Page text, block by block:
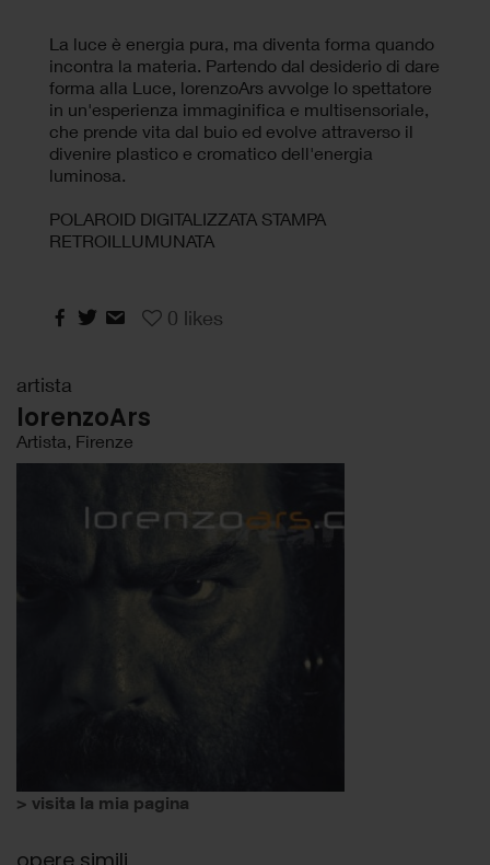
La luce è energia pura, ma diventa forma quando
incontra la materia. Partendo dal desiderio di dare
forma alla Luce, lorenzoArs avvolge lo spettatore
in un'esperienza immaginifica e multisensoriale,
che prende vita dal buio ed evolve attraverso il
divenire plastico e cromatico dell'energia
luminosa.
POLAROID DIGITALIZZATA STAMPA
RETROILLUMUNATA
0 likes
artista
lorenzoArs
Artista, Firenze
> visita la mia pagina